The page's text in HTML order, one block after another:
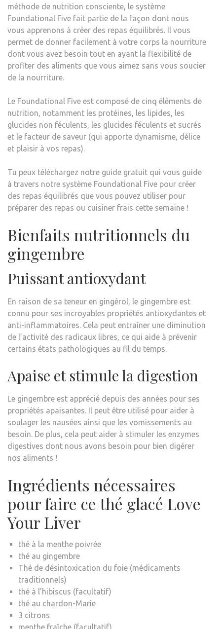
méthode de nutrition consciente, le système
Foundational Five fait partie de la façon dont nous
vous apprenons à créer des repas équilibrés. Il vous
permet de donner facilement à votre corps la nourriture
dont vous avez besoin tout en ayant la flexibilité de
profiter des aliments que vous aimez sans vous soucier
de la nourriture.
Le Foundational Five est composé de cinq éléments de
nutrition, notamment les protéines, les lipides, les
glucides non féculents, les glucides féculents et sucrés
et le facteur de saveur (qui apporte dynamisme, délice
et plaisir à vos repas).
Tu peux téléchargez notre guide gratuit qui vous guide
à travers notre système Foundational Five pour créer
des repas équilibrés que vous pouvez utiliser pour
préparer des repas ou cuisiner frais cette semaine !
Bienfaits nutritionnels du
gingembre
Puissant antioxydant
En raison de sa teneur en gingérol, le gingembre est
connu pour ses incroyables propriétés antioxydantes et
anti-inflammatoires. Cela peut entraîner une diminution
de l’activité des radicaux libres, ce qui aide à prévenir
certains états pathologiques au fil du temps.
Apaise et stimule la digestion
Le gingembre est apprécié depuis des années pour ses
propriétés apaisantes. Il peut être utilisé pour aider à
soulager les nausées ainsi que les vomissements au
besoin. De plus, cela peut aider à stimuler les enzymes
digestives dont nous avons besoin pour bien digérer
nos aliments !
Ingrédients nécessaires
pour faire ce thé glacé Love
Your Liver
thé à la menthe poivrée
thé au gingembre
Thé de désintoxication du foie (médicaments
traditionnels)
thé à l’hibiscus (facultatif)
thé au chardon-Marie
3 citrons
menthe fraîche (facultatif)